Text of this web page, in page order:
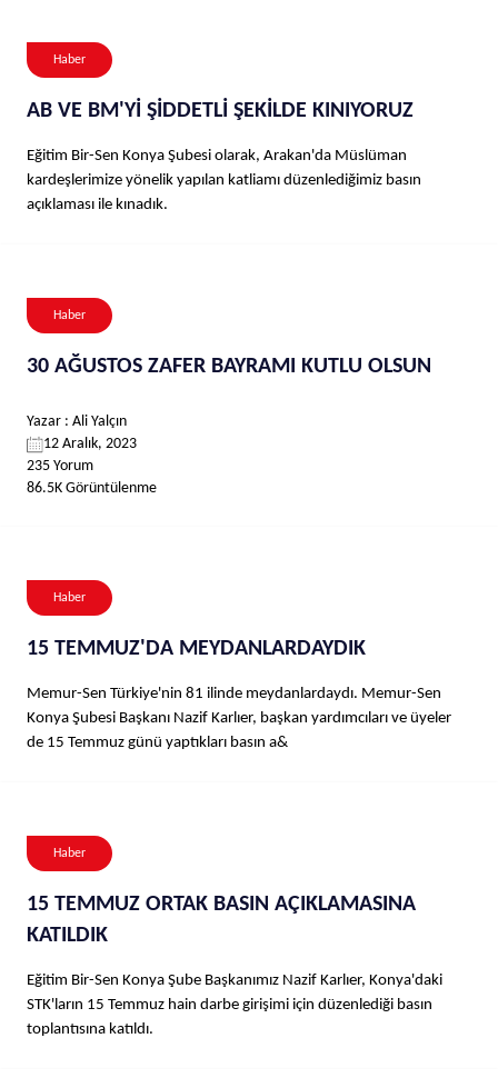
Haber
AB VE BM'Yİ ŞİDDETLİ ŞEKİLDE KINIYORUZ
Eğitim Bir-Sen Konya Şubesi olarak, Arakan'da Müslüman
kardeşlerimize yönelik yapılan katliamı düzenlediğimiz basın
açıklaması ile kınadık.
Haber
30 AĞUSTOS ZAFER BAYRAMI KUTLU OLSUN
Yazar : Ali Yalçın
12 Aralık, 2023
235 Yorum
86.5K Görüntülenme
Haber
15 TEMMUZ'DA MEYDANLARDAYDIK
Memur-Sen Türkiye'nin 81 ilinde meydanlardaydı. Memur-Sen
Konya Şubesi Başkanı Nazif Karlıer, başkan yardımcıları ve üyeler
de 15 Temmuz günü yaptıkları basın a&
Haber
15 TEMMUZ ORTAK BASIN AÇIKLAMASINA
KATILDIK
Eğitim Bir-Sen Konya Şube Başkanımız Nazif Karlıer, Konya'daki
STK'ların 15 Temmuz hain darbe girişimi için düzenlediği basın
toplantısına katıldı.